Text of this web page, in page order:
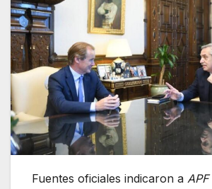
Fuentes oficiales indicaron a APF